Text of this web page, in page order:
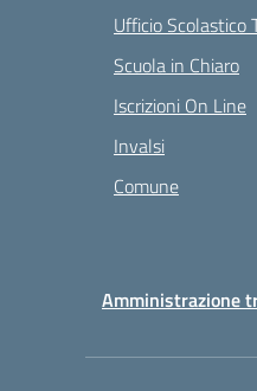
Ufficio Scolastico
Scuola in Chiaro
Iscrizioni On Line
Invalsi
Comune
Amministrazione